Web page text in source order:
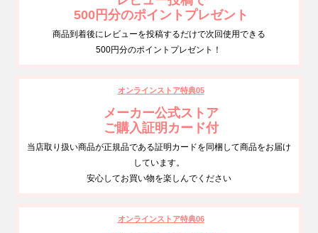
500円分のポイントプレゼント
商品到着後にレビューを投稿するだけで次回使用できる
500円分のポイントプレゼント！
オンラインストア特典05
メーカー公式ストア
ご購入証明カード付
当店取り扱い商品が正規品である証明カードを同梱して商品をお届け
しています。
安心してお買い物を楽しんでください
オンラインストア特典06